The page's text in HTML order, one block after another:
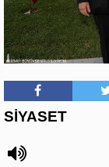
SİYASET